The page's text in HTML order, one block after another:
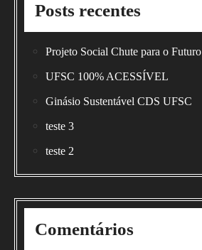
Posts recentes
Projeto Social Chute para o Futuro
UFSC 100% ACESSÍVEL
Ginásio Sustentável CDS UFSC
teste 3
teste 2
Comentários